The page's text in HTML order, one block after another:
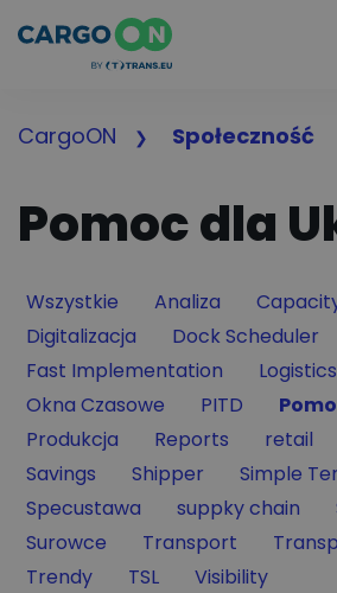
CargoON Społeczność
Pomoc dla
Filter by
Wszystkie Filter by
Analiza Filter by
Filter by
Digitalizacja Filter by
Dock Scheduler
Filter by
Fast Implementation Filter by
Logistics
Filter by
Okna Czasowe Filter by
PITD Filter
Filter by
Produkcja Filter by
Reports Filter by
retail
Filter by
Savings Filter by
Shipper Filter by
Simple
Filter by
Specustawa Filter by
suppky chain
Filter by
Surowce Filter by
Transport Filter
Filter by
Trendy Filter by
TSL Filter by
Visibility